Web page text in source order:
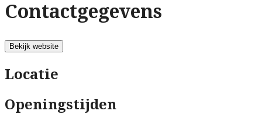
Contactgegevens
Bekijk website
Locatie
Openingstijden